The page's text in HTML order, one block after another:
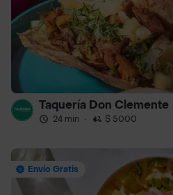
Taquería Don Clemente
24 min · $ 5000
Envío Gratis